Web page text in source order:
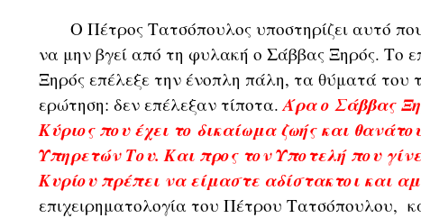
Ο Πέτρος Τατσόπουλος υποστηρίζει αυτό που
να μην βγεί από τη φυλακή ο Σάββας Ξηρός. Το
Ξηρός επέλεξε την ένοπλη πάλη, τα θύματά του
ερώτηση: δεν επέλεξαν τίποτα.Άρα ο Σάββας
Κύριος που έχει το δικαίωμα ζωής και
Υπηρετών Του. Και προς τον Υποτελή που
Κυρίου πρέπει να είμαστε αδίστακτοι και
επιχειρηματολογία του Πέτρου Τατσόπουλου,